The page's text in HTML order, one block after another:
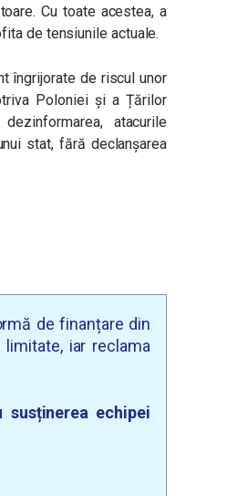
Cu toate acestea, a
de tensiunile actuale.
îngrijorate de riscul unor
Poloniei și a Țărilor
atacurile
stat, fără declanșarea
de finanțare din
iar reclama
echipei